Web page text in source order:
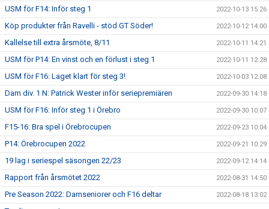
USM för F14: Inför steg 1 2022-10-13 15:26
Köp produkter från Ravelli - stöd GT Söder! 2022-10-12 14:00
Kallelse till extra årsmöte, 8/11 2022-10-11 14:21
USM för P14: En vinst och en förlust i steg 1 2022-10-11 12:28
USM för F16: Laget klart för steg 3! 2022-10-03 12:08
Dam div. 1 N: Patrick Wester inför seriepremiären 2022-09-30 14:18
USM för F16: Inför steg 1 i Örebro 2022-09-30 10:07
F15-16: Bra spel i Örebrocupen 2022-09-23 10:04
P14: Örebrocupen 2022 2022-09-21 10:29
19 lag i seriespel säsongen 22/23 2022-09-12 14:14
Rapport från årsmötet 2022 2022-08-31 14:50
Pre Season 2022: Damseniorer och F16 deltar 2022-08-18 13:02